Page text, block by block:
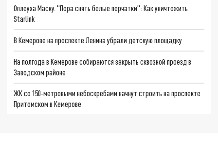
Оплеуха Маску. "Пора снять белые перчатки": Как уничтожить
Starlink
В Кемерове на проспекте Ленина убрали детскую площадку
На полгода в Кемерове собираются закрыть сквозной проезд в
Заводском районе
ЖК со 150-метровыми небоскребами начнут строить на проспекте
Притомском в Кемерове